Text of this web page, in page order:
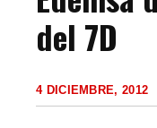
del 7D
4 DICIEMBRE, 2012